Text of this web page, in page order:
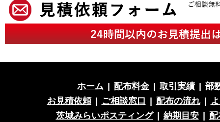
ホーム 配布料金 取引実績
部
お見積依頼
ご相談窓口 配布の流れ
茨城みらいポスティング
納期目安